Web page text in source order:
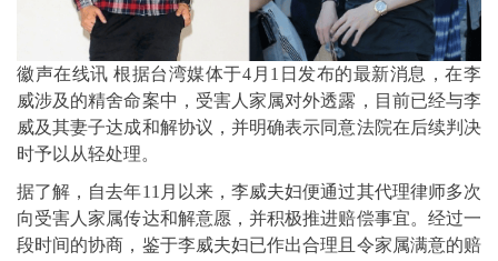
徽声在线讯 根据台湾媒体于4月1日发布的最新消息，在李
威涉及的精舍命案中，受害人家属对外透露，目前已经与李
威及其妻子达成和解协议，并明确表示同意法院在后续判决
时予以从轻处理。
据了解，自去年11月以来，李威夫妇便通过其代理律师多次
向受害人家属传达和解意愿，并积极推进赔偿事宜。经过一
段时间的协商，鉴于李威夫妇已作出合理且令家属满意的赔